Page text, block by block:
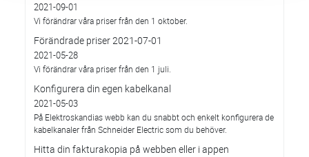
2021-09-01
Vi förändrar våra priser från den 1 oktober.
Förändrade priser 2021-07-01
2021-05-28
Vi förändrar våra priser från den 1 juli.
Konfigurera din egen kabelkanal
2021-05-03
På Elektroskandias webb kan du snabbt och enkelt konfigurera de
kabelkanaler från Schneider Electric som du behöver.
Hitta din fakturakopia på webben eller i appen